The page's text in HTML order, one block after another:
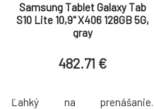
Samsung Tablet Galaxy Tab
S10 Lite 10,9" X406 128GB 5G,
gray
482.71 €
Ľahký na prenášanie.